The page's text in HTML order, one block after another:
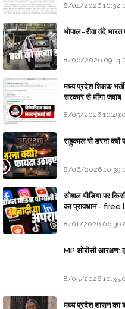
8/04/2026
भोपाल–रीवा वंदे
8/06/2026
मध्य प्रदेश शिक्षक
सरकार से माँगा जवाब
8/05/2026
राहुकाल से डरना क्यों
8/06/2026
सोशल मीडिया पर
का प्रावधान -
8/01/2026
MP ओबीसी आरक्षण:
8/05/2026
मध्य प्रदेश शासन का